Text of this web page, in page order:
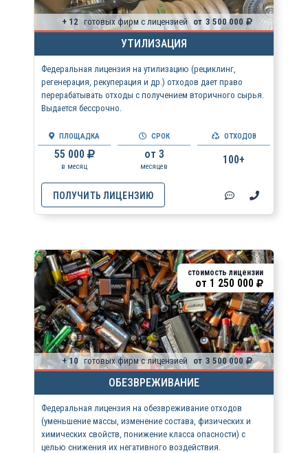
УТИЛИЗАЦИЯ
+ 12 готовых фирм с лицензией от 3 500 000
Федеральная лицензия на утилизацию (рециклинг,
регенерация, рекуперация и др.) отходов дает право
перерабатывать отходы с получением вторичного сырья.
Выдается бессрочно.
ПЛОЩАДКА
55 000
в месяц
СРОК
от 3
месяцев
ОТХОДОВ
100+
ПОЛУЧИТЬ ЛИЦЕНЗИЮ
ОБЕЗВРЕЖИВАНИЕ
+ 10 готовых фирм с лицензией от 3 500 000
стоимость лицензии
от 1 250 000
Федеральная лицензия на обезвреживание отходов
(уменьшение массы, изменение состава, физических и
химических свойств, понижение класса опасности) с
целью снижения их негативного воздействия.